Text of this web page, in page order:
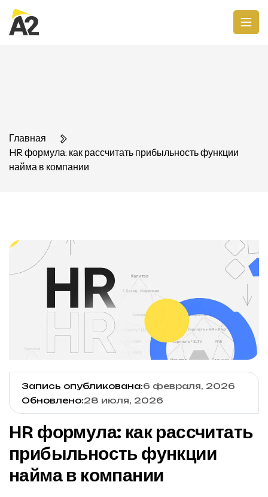
Главная
HR формула: как рассчитать прибыльность функции
найма в компании
Запись опубликована:6 февраля, 2026
Обновлено:28 июля, 2026
HR формула: как рассчитать
прибыльность функции
найма в компании